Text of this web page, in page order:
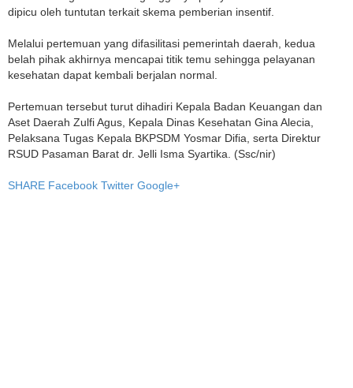
dipicu oleh tuntutan terkait skema pemberian insentif.
Melalui pertemuan yang difasilitasi pemerintah daerah, kedua
belah pihak akhirnya mencapai titik temu sehingga pelayanan
kesehatan dapat kembali berjalan normal.
Pertemuan tersebut turut dihadiri Kepala Badan Keuangan dan
Aset Daerah Zulfi Agus, Kepala Dinas Kesehatan Gina Alecia,
Pelaksana Tugas Kepala BKPSDM Yosmar Difia, serta Direktur
RSUD Pasaman Barat dr. Jelli Isma Syartika. (Ssc/nir)
SHARE Facebook Twitter Google+